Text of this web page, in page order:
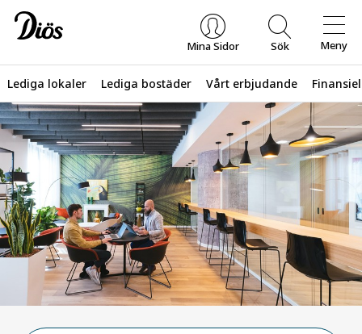
Mina Sidor Sök Meny
Lediga lokaler Lediga bostäder Vårt erbjudande
Vad letar du efter?